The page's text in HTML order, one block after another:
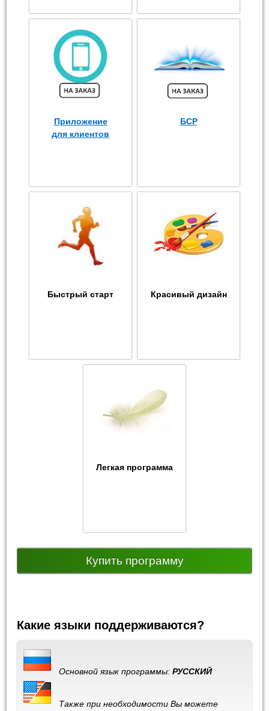
Приложение
для клиентов
БСР
Быстрый старт Красивый дизайн
Легкая программа
Купить программу
Какие языки поддерживаются?
Основной язык программы:РУССКИЙ
Также при необходимости Вы можете